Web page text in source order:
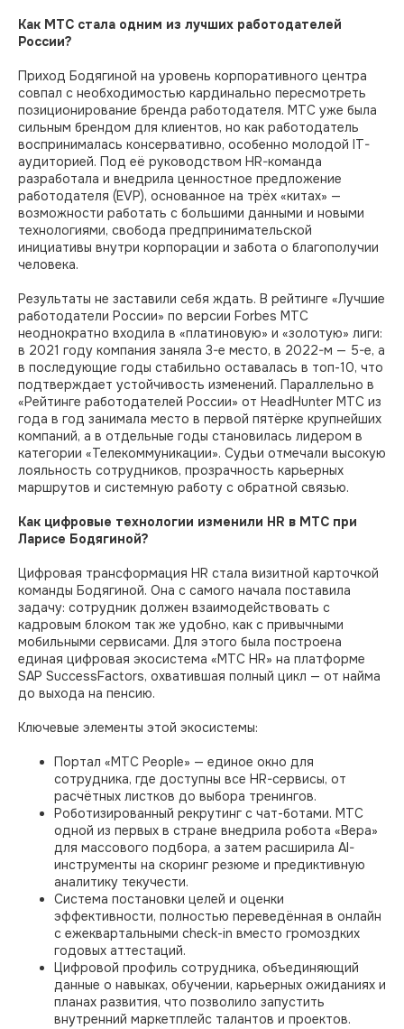
Как МТС стала одним из лучших работодателей
России?
Приход Бодягиной на уровень корпоративного центра
совпал с необходимостью кардинально пересмотреть
позиционирование бренда работодателя. МТС уже была
сильным брендом для клиентов, но как работодатель
воспринималась консервативно, особенно молодой IT-
аудиторией. Под её руководством HR-команда
разработала и внедрила ценностное предложение
работодателя (EVP), основанное на трёх «китах» —
возможности работать с большими данными и новыми
технологиями, свобода предпринимательской
инициативы внутри корпорации и забота о благополучии
человека.
Результаты не заставили себя ждать. В рейтинге «Лучшие
работодатели России» по версии Forbes МТС
неоднократно входила в «платиновую» и «золотую» лиги:
в 2021 году компания заняла 3-е место, в 2022-м — 5-е, а
в последующие годы стабильно оставалась в топ-10, что
подтверждает устойчивость изменений. Параллельно в
«Рейтинге работодателей России» от HeadHunter МТС из
года в год занимала место в первой пятёрке крупнейших
компаний, а в отдельные годы становилась лидером в
категории «Телекоммуникации». Судьи отмечали высокую
лояльность сотрудников, прозрачность карьерных
маршрутов и системную работу с обратной связью.
Как цифровые технологии изменили HR в МТС при
Ларисе Бодягиной?
Цифровая трансформация HR стала визитной карточкой
команды Бодягиной. Она с самого начала поставила
задачу: сотрудник должен взаимодействовать с
кадровым блоком так же удобно, как с привычными
мобильными сервисами. Для этого была построена
единая цифровая экосистема «МТС HR» на платформе
SAP SuccessFactors, охватившая полный цикл — от найма
до выхода на пенсию.
Ключевые элементы этой экосистемы:
Портал «МТС People» — единое окно для
сотрудника, где доступны все HR-сервисы, от
расчётных листков до выбора тренингов.
Роботизированный рекрутинг с чат-ботами. МТС
одной из первых в стране внедрила робота «Вера»
для массового подбора, а затем расширила AI-
инструменты на скоринг резюме и предиктивную
аналитику текучести.
Система постановки целей и оценки
эффективности, полностью переведённая в онлайн
с ежеквартальными check-in вместо громоздких
годовых аттестаций.
Цифровой профиль сотрудника, объединяющий
данные о навыках, обучении, карьерных ожиданиях и
планах развития, что позволило запустить
внутренний маркетплейс талантов и проектов.